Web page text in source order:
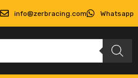
info@zerbracing.com Whatsapp